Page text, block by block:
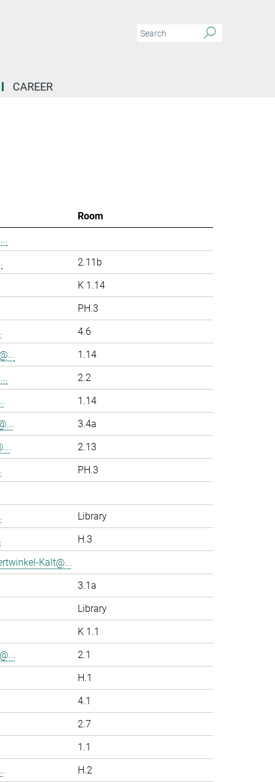
CAREER
Room
2.11b
K 1.14
PH.3
4.6
1.14
2.2
1.14
3.4a
2.13
PH.3
Library
H.3
Kalt@...
3.1a
Library
K 1.1
2.1
H.1
4.1
2.7
1.1
H.2